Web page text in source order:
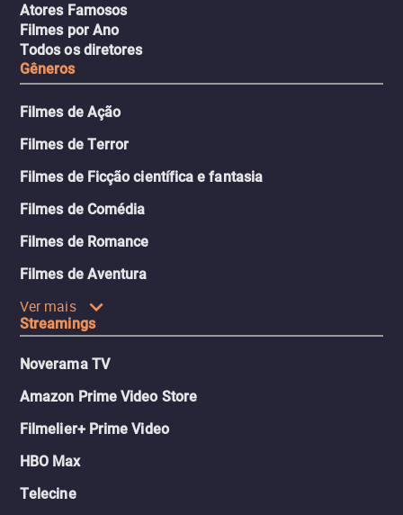
Atores Famosos
Filmes por Ano
Todos os diretores
Gêneros
Filmes de Ação
Filmes de Terror
Filmes de Ficção científica e fantasia
Filmes de Comédia
Filmes de Romance
Filmes de Aventura
Ver mais
Streamings
Noverama TV
Amazon Prime Video Store
Filmelier+ Prime Video
HBO Max
Telecine